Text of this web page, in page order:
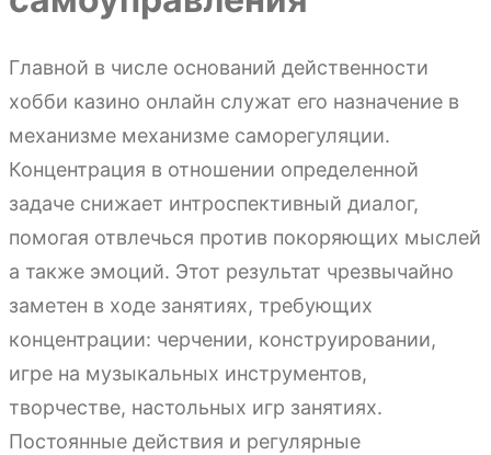
Главной в числе оснований действенности
хобби казино онлайн служат его назначение в
механизме механизме саморегуляции.
Концентрация в отношении определенной
задаче снижает интроспективный диалог,
помогая отвлечься против покоряющих мыслей
а также эмоций. Этот результат чрезвычайно
заметен в ходе занятиях, требующих
концентрации: черчении, конструировании,
игре на музыкальных инструментов,
творчестве, настольных игр занятиях.
Постоянные действия и регулярные